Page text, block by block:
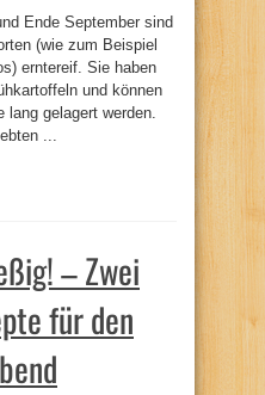
Ende September sind
(wie zum Beispiel
erntereif. Sie haben
und können
gelagert werden.
...
– Zwei
für den